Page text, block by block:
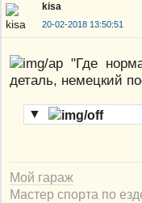
kisa
20-02-2018 13:50:51
"Где
деталь, немецкий
▼
Мой гараж
Мастер спорта по